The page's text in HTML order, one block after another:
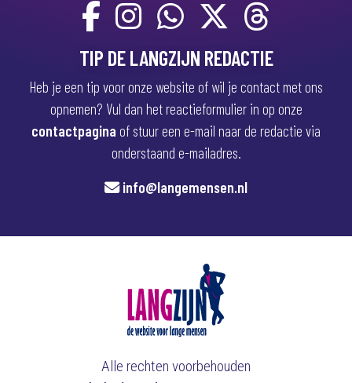
TIP DE LANGZIJN REDACTIE
Heb je een tip voor onze website of wil je contact met ons
opnemen? Vul dan het reactieformulier in op onze
contactpagina of stuur een e-mail naar de redactie via
onderstaand e-mailadres.
info@langemensen.nl
Alle rechten voorbehouden